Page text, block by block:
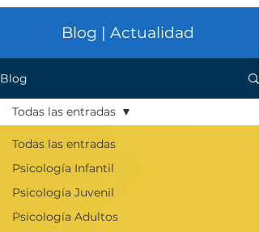
Blog | Actualidad
Blog
Todas las entradas
Psicología Infantil
Psicología Juvenil
Psicología Adultos
Todas las entradas